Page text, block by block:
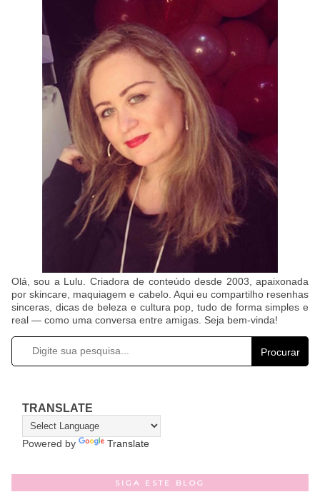
Olá, sou a Lulu. Criadora de conteúdo desde 2003, apaixonada
por skincare, maquiagem e cabelo. Aqui eu compartilho resenhas
sinceras, dicas de beleza e cultura pop, tudo de forma simples e
real — como uma conversa entre amigas. Seja bem-vinda!
Procurar
TRANSLATE
Powered by Translate
SIGA ESTE BLOG